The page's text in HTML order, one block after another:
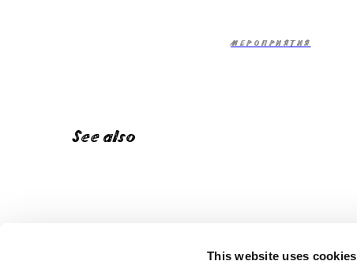
This website uses cookies
МЕРОПРИЯТИЯ
See also